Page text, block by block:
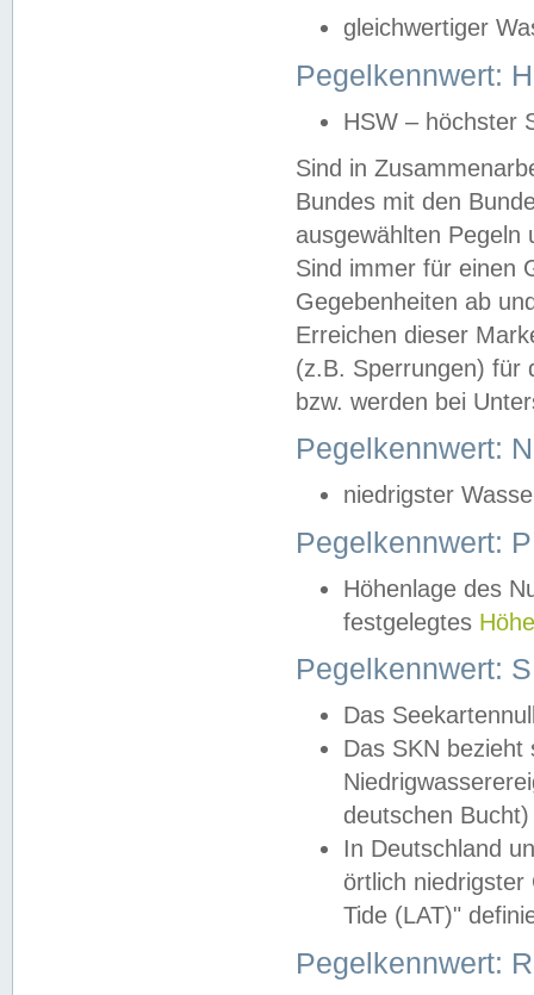
gleichwertiger
Pegelkennwert:
HSW – höchster
Sind in
Bundes mit den
ausgewählten
Sind immer für einen
Gegebenheiten ab
Erreichen dieser
(z.B. Sperrungen) für
bzw. werden bei
Pegelkennwert:
niedrigster
Pegelkennwert:
Höhenlage des
festgelegtes
Pegelkennwert:
Das
Das SKN
deutschen
In Deutschland
örtlich
Tide (LAT)"
Pegelkennwert: